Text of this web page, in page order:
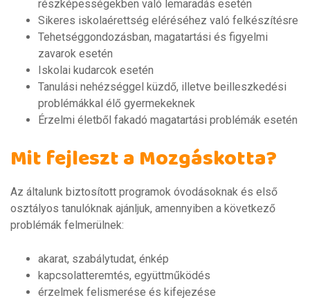
részképességekben való lemaradás esetén
Sikeres iskolaérettség eléréséhez való felkészítésre
Tehetséggondozásban, magatartási és figyelmi
zavarok esetén
Iskolai kudarcok esetén
Tanulási nehézséggel küzdő, illetve beilleszkedési
problémákkal élő gyermekeknek
Érzelmi életből fakadó magatartási problémák esetén
Mit fejleszt a Mozgáskotta?
Az általunk biztosított programok óvodásoknak és első
osztályos tanulóknak ajánljuk, amennyiben a következő
problémák felmerülnek:
akarat, szabálytudat, énkép
kapcsolatteremtés, együttműködés
érzelmek felismerése és kifejezése